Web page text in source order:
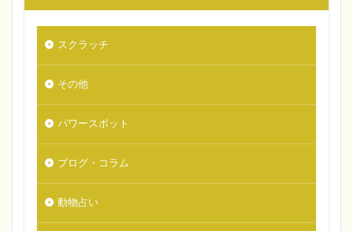
スクラッチ
その他
パワースポット
ブログ・コラム
動物占い